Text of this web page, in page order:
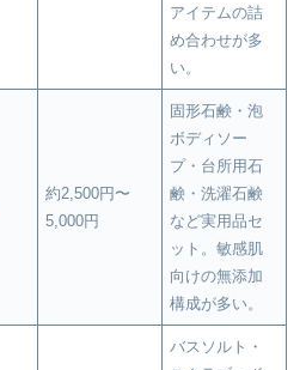
アイテムの詰
め合わせが多
い。
約2,500円〜
5,000円
固形石鹸・泡
ボディソー
プ・台所用石
鹸・洗濯石鹸
など実用品セ
ット。敏感肌
向けの無添加
構成が多い。
バスソルト・